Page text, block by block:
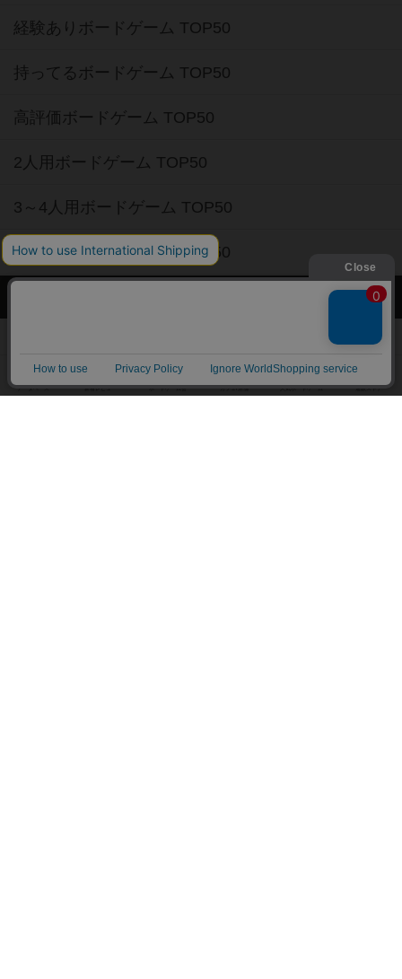
経験ありボードゲーム TOP50
持ってるボードゲーム TOP50
高評価ボードゲーム TOP50
2人用ボードゲーム TOP50
3～4人用ボードゲーム TOP50
子供向けボードゲーム TOP50
神奈川県のボードゲームカフェ